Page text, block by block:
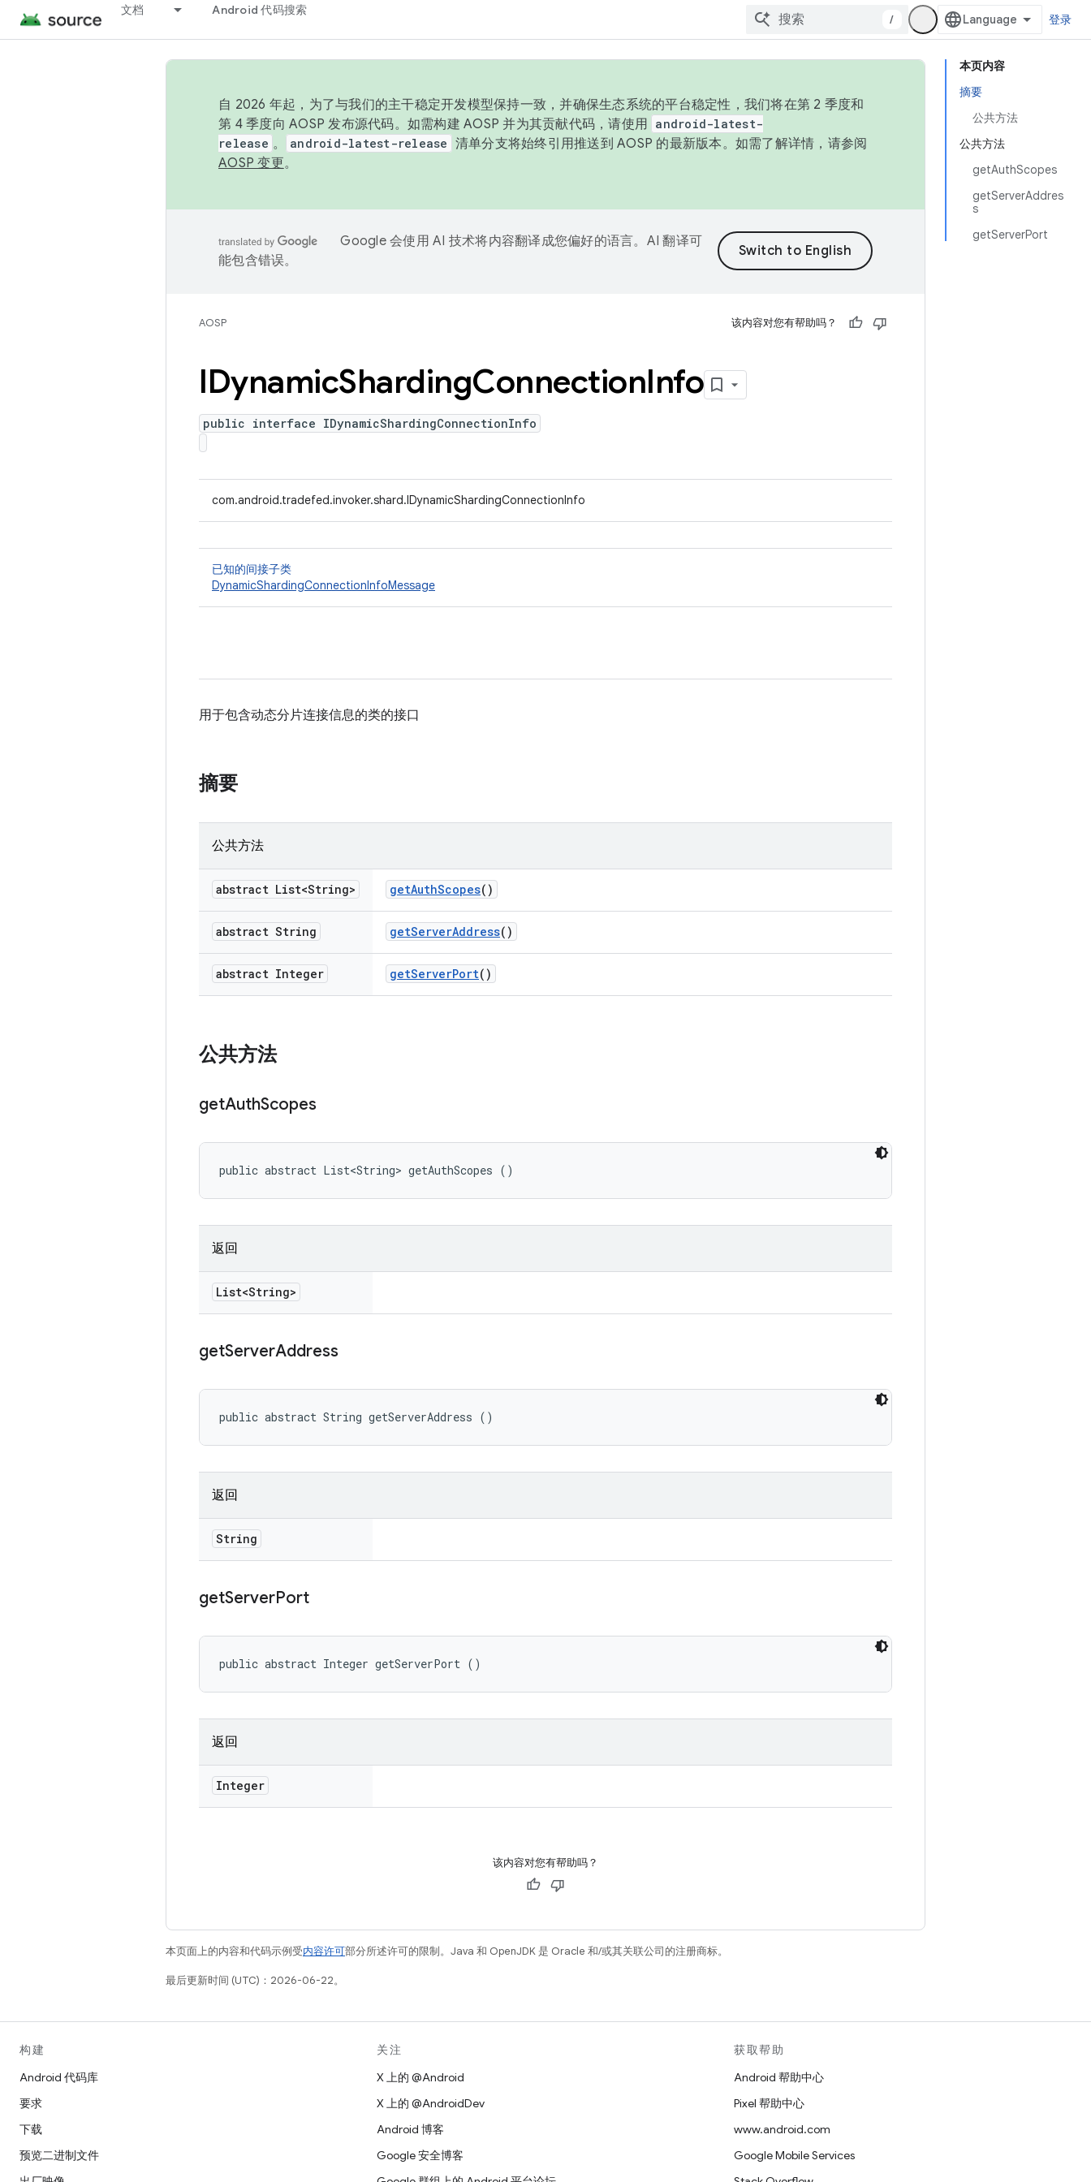
文档 Android 代码搜索
/ 登录
本页内容
摘要
公共方法
公共方法
getAuthScopes
getServerAddres
s
getServerPort
自 2026 年起，为了与我们的主干稳定开发模型保持一致，并确保生态系统的平台稳定性，我们将在第 2 季度和
第 4 季度向 AOSP 发布源代码。如需构建 AOSP 并为其贡献代码，请使用 android-latest-
release 。 android-latest-release 清单分支将始终引用推送到 AOSP 的最新版本。如需了解详情，请参阅
AOSP 变更。
Google 会使用 AI 技术将内容翻译成您偏好的语言。AI 翻译可
能包含错误。
AOSP 该内容对您有帮助吗？
IDynamicShardingConnectionInfo
public interface IDynamicShardingConnectionInfo
com.android.tradefed.invoker.shard.IDynamicShardingConnectionInfo
已知的间接子类
DynamicShardingConnectionInfoMessage
用于包含动态分片连接信息的类的接口
摘要
公共方法
abstract List<String> getAuthScopes()
abstract String getServerAddress()
abstract Integer getServerPort()
公共方法
getAuthScopes
public abstract List<String> getAuthScopes ()
返回
List<String>
getServerAddress
public abstract String getServerAddress ()
返回
String
getServerPort
public abstract Integer getServerPort ()
返回
Integer
该内容对您有帮助吗？
本页面上的内容和代码示例受内容许可部分所述许可的限制。Java 和 OpenJDK 是 Oracle 和/或其关联公司的注册商标。
最后更新时间 (UTC)：2026-06-22。
构建
Android 代码库
要求
下载
预览二进制文件
关注
X 上的 @Android
X 上的 @AndroidDev
Android 博客
Google 安全博客
获取帮助
Android 帮助中心
Pixel 帮助中心
www.android.com
Google Mobile Services